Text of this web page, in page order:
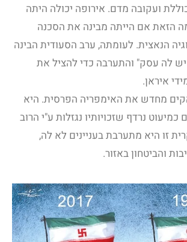
ועקובה מדם. אירופה יכולה היתה
הזאת אם הייתה מבינה את הסכנה
הנאצית. לעומתה, ערב הסעודית הבינה
לה עסק" והתערבה כדי להציל את
איראן.
מחדש את האימפריה הפרסית. היא
נרדף שזכויותיו נגזלות ע"י הרוב
זו היא מתערבת בעניינים לא לה,
והביטחון באזור.